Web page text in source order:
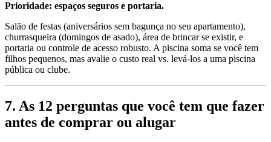
Prioridade: espaços seguros e portaria.
Salão de festas (aniversários sem bagunça no seu apartamento),
churrasqueira (domingos de asado), área de brincar se existir, e
portaria ou controle de acesso robusto. A piscina soma se você tem
filhos pequenos, mas avalie o custo real vs. levá-los a uma piscina
pública ou clube.
7. As 12 perguntas que você tem que fazer
antes de comprar ou alugar